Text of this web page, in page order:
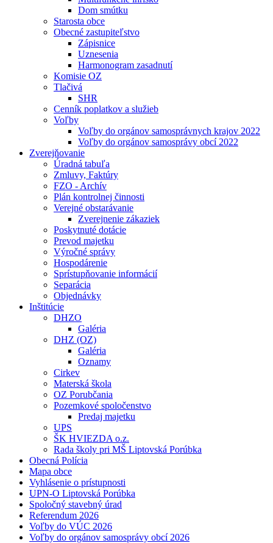
Dom smútku
Starosta obce
Obecné zastupiteľstvo
Zápisnice
Uznesenia
Harmonogram zasadnutí
Komisie OZ
Tlačivá
SHR
Cenník poplatkov a služieb
Voľby
Voľby do orgánov samosprávnych krajov 2022
Voľby do orgánov samosprávy obcí 2022
Zverejňovanie
Úradná tabuľa
Zmluvy, Faktúry
FZO - Archív
Plán kontrolnej činnosti
Verejné obstarávanie
Zverejnenie zákaziek
Poskytnuté dotácie
Prevod majetku
Výročné správy
Hospodárenie
Sprístupňovanie informácií
Separácia
Objednávky
Inštitúcie
DHZO
Galéria
DHZ (OZ)
Galéria
Oznamy
Cirkev
Materská škola
OZ Porubčania
Pozemkové spoločenstvo
Predaj majetku
UPS
ŠK HVIEZDA o.z.
Rada školy pri MŠ Liptovská Porúbka
Obecná Polícia
Mapa obce
Vyhlásenie o prístupnosti
UPN-O Liptovská Porúbka
Spoločný stavebný úrad
Referendum 2026
Voľby do VÚC 2026
Voľby do orgánov samosprávy obcí 2026